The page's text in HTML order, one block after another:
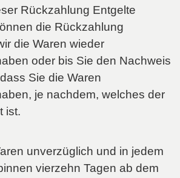
Rückzahlung Entgelte
die Rückzahlung
die Waren wieder
oder bis Sie den Nachweis
Sie die Waren
je nachdem, welches der
ist.
unverzüglich und in jedem
vierzehn Tagen ab dem